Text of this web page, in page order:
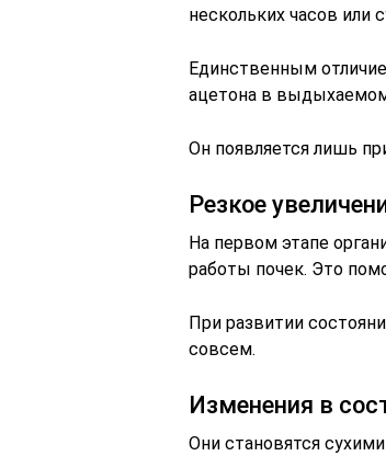
нескольких часов или
Единственным
ацетона в
Он появляется лишь
Резкое
На первом этапе
работы почек. Это
При развитии
совсем.
Изменения в
Они становятся